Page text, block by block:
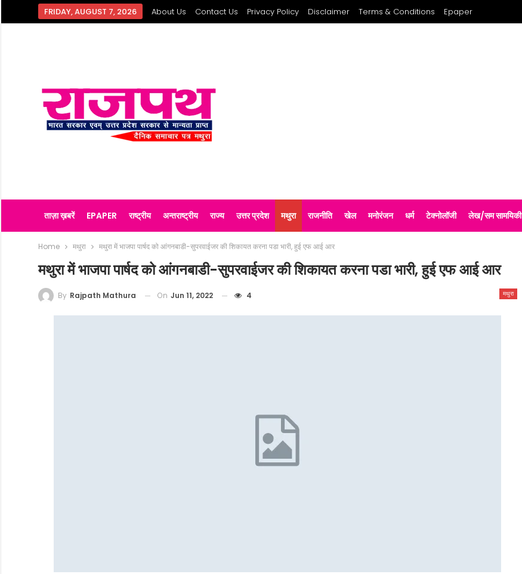
FRIDAY, AUGUST 7, 2026 About Us Contact Us Privacy Policy Disclaimer Terms & Conditions Epaper
ताज़ा ख़बरें EPAPER राष्ट्रीय अन्तराष्ट्रीय राज्य उत्तर प्रदेश मथुरा राजनीति खेल मनोरंजन धर्म टेक्नोलॉजी लेख/सम सामयिकी
Home मथुरा मथुरा में भाजपा पार्षद को आंगनबाडी-सुपरवाईजर की शिकायत करना पडा भारी, हुई एफ आई आर
मथुरा में भाजपा पार्षद को आंगनबाडी-सुपरवाईजर की शिकायत करना पडा भारी, हुई एफ आई आर
मथुरा
By Rajpath Mathura On Jun 11, 2022 4